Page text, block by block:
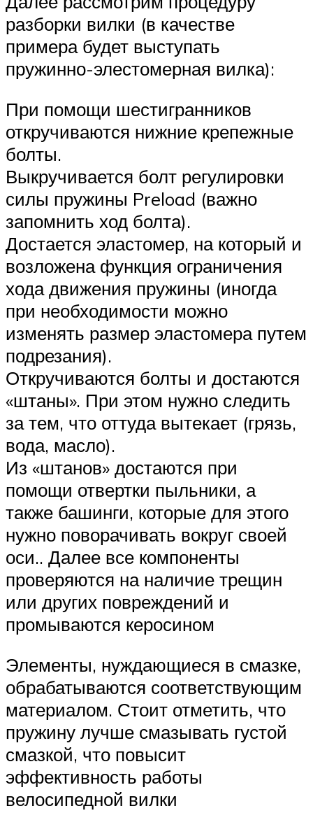
разборки вилки (в качестве
примера будет выступать
пружинно-элестомерная вилка):
При помощи шестигранников
откручиваются нижние крепежные
болты.
Выкручивается болт регулировки
силы пружины Preload (важно
запомнить ход болта).
Достается эластомер, на который и
возложена функция ограничения
хода движения пружины (иногда
при необходимости можно
изменять размер эластомера путем
подрезания).
Откручиваются болты и достаются
«штаны». При этом нужно следить
за тем, что оттуда вытекает (грязь,
вода, масло).
Из «штанов» достаются при
помощи отвертки пыльники, а
также башинги, которые для этого
нужно поворачивать вокруг своей
оси.. Далее все компоненты
проверяются на наличие трещин
или других повреждений и
промываются керосином
Элементы, нуждающиеся в смазке,
обрабатываются соответствующим
материалом. Стоит отметить, что
пружину лучше смазывать густой
смазкой, что повысит
эффективность работы
велосипедной вилки